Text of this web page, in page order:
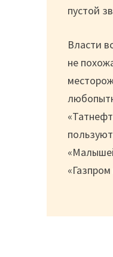
пустой
Власти
не